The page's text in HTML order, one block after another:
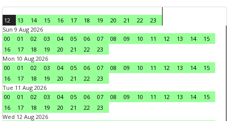
12 13 14 15 16 17 18 19 20 21 22
23
Sun 9 Aug 2026
00
01 02 03 04 05 06 07 08 09 10 11 12 13 14
15
16
17 18 19 20 21 22
23
Mon 10 Aug 2026
00
01 02 03 04 05 06 07 08 09 10 11 12 13 14
15
16
17 18 19 20 21 22
23
Tue 11 Aug 2026
00
01 02 03 04 05 06 07 08 09 10 11 12 13 14
15
16
17 18 19 20 21 22
23
Wed 12 Aug 2026